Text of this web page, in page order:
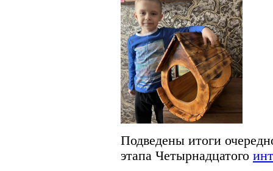
Подведены итоги
этапа Четырнадцатого